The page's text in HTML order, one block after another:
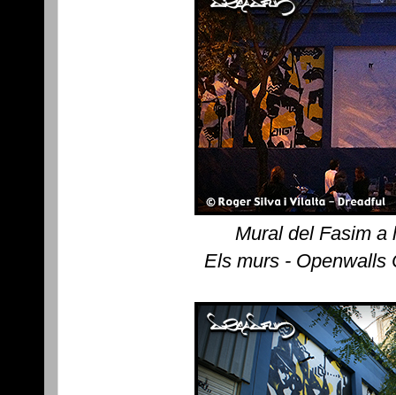
Mural del Fasim a
Els murs - Openwalls